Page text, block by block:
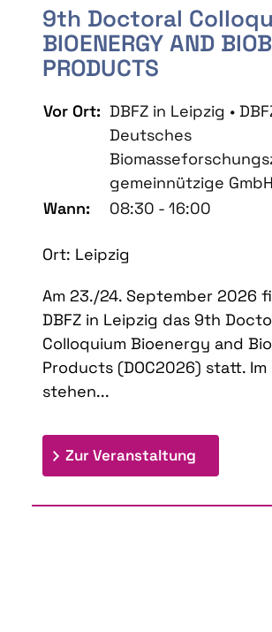
9th Doctoral
BIOENERGY AND
PRODUCTS
Vor Ort: DBFZ in Leipzig •
Deutsches
gemeinnützige GmbH
Wann:
08:30 - 16:00
Ort: Leipzig
Am 23./24. September 2026
DBFZ in Leipzig das 9th
Colloquium Bioenergy and
Products (DOC2026) statt. Im
stehen...
Zur Veranstaltung